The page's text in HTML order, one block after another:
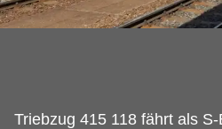
Triebzug 415 118 fährt als